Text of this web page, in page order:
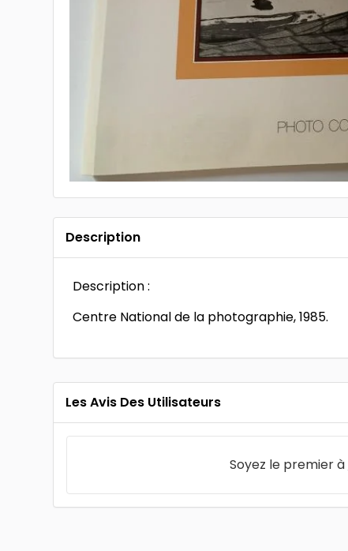
Description
Description :
Centre National de la photographie, 1985.
Les Avis Des Utilisateurs
Soyez le premier à